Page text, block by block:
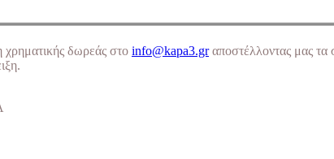
δωρεάς στο info@kapa3.grαποστέλλοντας μας τα